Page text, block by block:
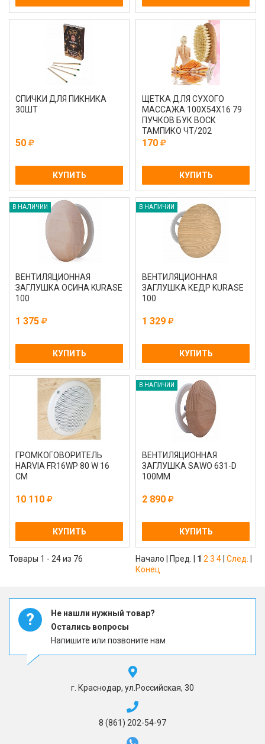
СПИЧКИ ДЛЯ ПИКНИКА
30ШТ
50
КУПИТЬ
ЩЕТКА ДЛЯ СУХОГО
МАССАЖА 100Х54Х16 79
ПУЧКОВ БУК ВОСК
ТАМПИКО ЧТ/202
170
КУПИТЬ
В НАЛИЧИИ
ВЕНТИЛЯЦИОННАЯ
ЗАГЛУШКА ОСИНА KURASE
100
1 375
КУПИТЬ
В НАЛИЧИИ
ВЕНТИЛЯЦИОННАЯ
ЗАГЛУШКА КЕДР KURASE
100
1 329
КУПИТЬ
ГРОМКОГОВОРИТЕЛЬ
HARVIA FR16WP 80 W 16
СМ
10 110
КУПИТЬ
В НАЛИЧИИ
ВЕНТИЛЯЦИОННАЯ
ЗАГЛУШКА SAWO 631-D
100ММ
2 890
КУПИТЬ
Товары 1 - 24 из 76 Начало | Пред. | 1 2 3 4 След.
Конец
?
Не нашли нужный товар?
Остались вопросы
Напишите или позвоните нам
г. Краснодар, ул.Российская, 30
8 (861) 202-54-97